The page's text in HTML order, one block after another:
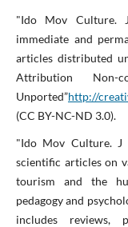
"Ido Mov Culture.
immediate and
articles distributed
Attribution Non-
Unported”http://
(CC BY-NC-ND 3.0).
"Ido Mov Culture. J
scientific articles on
tourism and the
pedagogy and
includes reviews,